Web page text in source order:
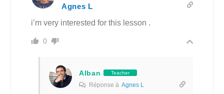
Agnes L
i’m very interested for this lesson .
0
Alban Teacher
Réponse à Agnes L